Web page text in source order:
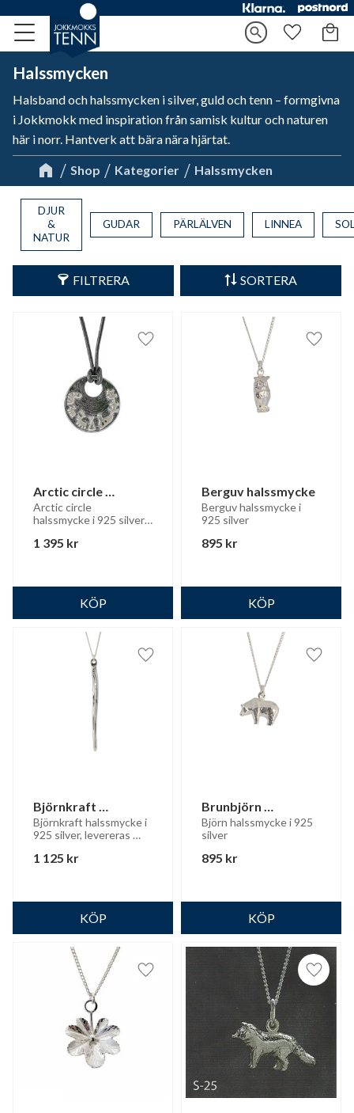
Meny search Favoriter
Halssmycken
Shop Kategorier Halssmycken
Halsband och halssmycken i silver, guld och tenn – formgivna
i Jokkmokk med inspiration från samisk kultur och naturen
här i norr. Hantverk att bära nära hjärtat.
DJUR
&
NATUR
GUDAR PÄRLÄLVEN LINNEA
FILTRERA SORTERA
Arctic circle
halssmycke
Arctic circle
halssmycke i 925 silver
1 395 kr
Lägg till i favoriter
Berguv halssmycke
Berguv halssmycke i
925 silver
895 kr
Lägg
Björnkraft
halssmycke
Björnkraft halssmycke i
925 silver, levereras
1 125 kr
Lägg till i favoriter
Brunbjörn
halssmycke
Björn halssmycke i 925
silver
895 kr
Lägg
Lägg till i favoriter Lägg